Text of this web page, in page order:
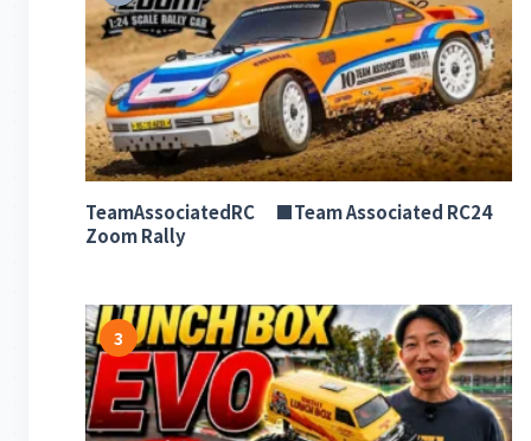
TeamAssociatedRC ■Team Associated RC24
Zoom Rally
3